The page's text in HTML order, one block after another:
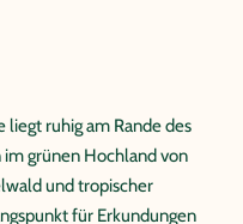
liegt ruhig am Rande des
grünen Hochland von
und tropischer
für Erkundungen